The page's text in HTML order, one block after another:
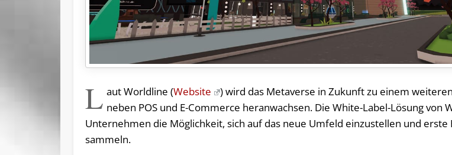
L aut Worldline (Website
) wird das Metaverse in Zukunft zu einem
neben POS und E-Commerce heranwachsen. Die White-Label-Lösung von
Unternehmen die Möglichkeit, sich auf das neue Umfeld einzustellen und erste
sammeln.